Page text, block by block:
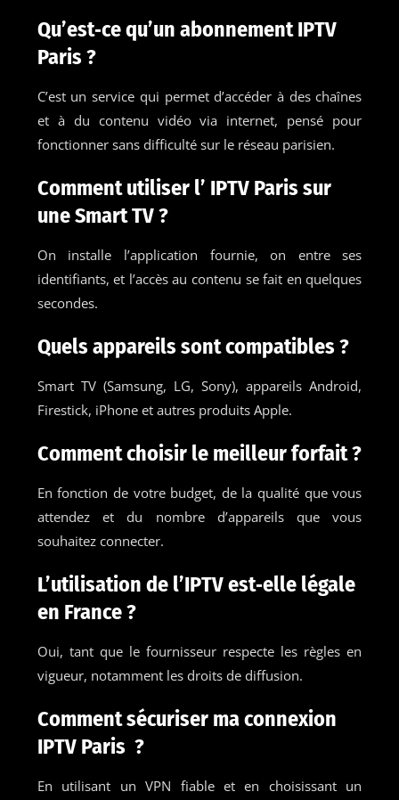
Qu’est‑ce qu’un abonnement IPTV
Paris ?
C’est un service qui permet d’accéder à des chaînes
et à du contenu vidéo via internet, pensé pour
fonctionner sans difficulté sur le réseau parisien.
Comment utiliser l’ IPTV Paris sur
une Smart TV ?
On installe l’application fournie, on entre ses
identifiants, et l’accès au contenu se fait en quelques
secondes.
Quels appareils sont compatibles ?
Smart TV (Samsung, LG, Sony), appareils Android,
Firestick, iPhone et autres produits Apple.
Comment choisir le meilleur forfait ?
En fonction de votre budget, de la qualité que vous
attendez et du nombre d’appareils que vous
souhaitez connecter.
L’utilisation de l’IPTV est‑elle légale
en France ?
Oui, tant que le fournisseur respecte les règles en
vigueur, notamment les droits de diffusion.
Comment sécuriser ma connexion
IPTV Paris ?
En utilisant un VPN fiable et en choisissant un